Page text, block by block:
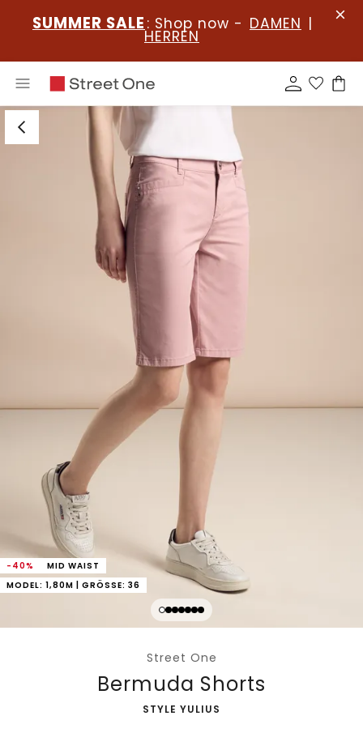
SUMMER SALE : Shop now - DAMEN |
HERREN
-40%
MID WAIST
MODEL: 1,80M | GRÖSSE: 36
Street One
Bermuda Shorts
-
STYLE YULIUS